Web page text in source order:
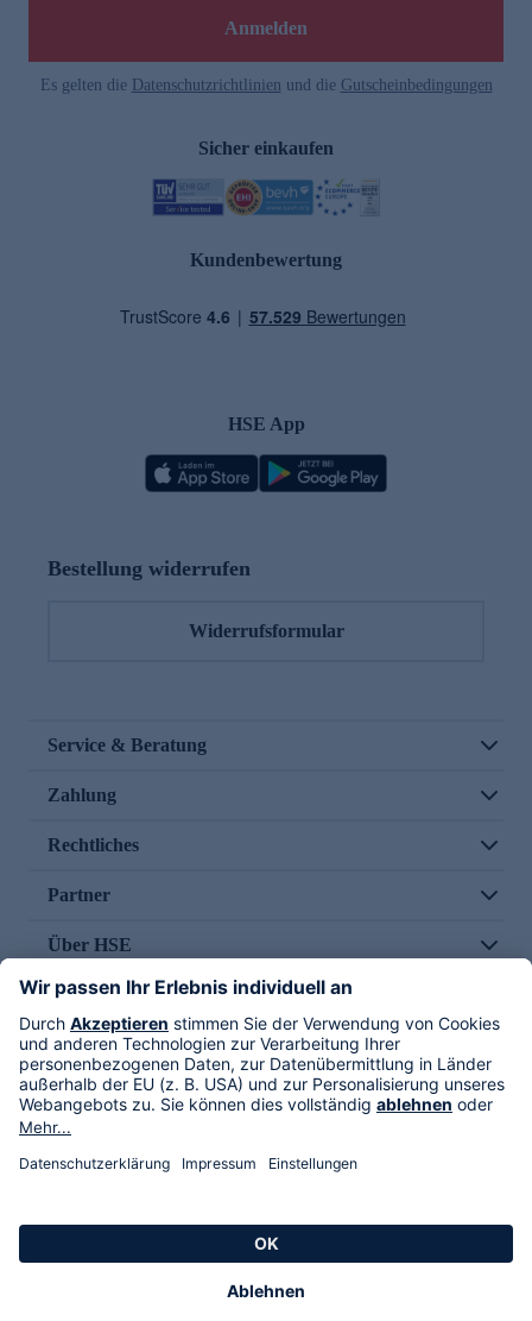
Anmelden
Es gelten die Datenschutzrichtlinien und die Gutscheinbedingungen
Sicher einkaufen
Kundenbewertung
HSE App
Bestellung widerrufen
Widerrufsformular
Service & Beratung
Zahlung
Rechtliches
Partner
Über HSE
Im TV
HSE International